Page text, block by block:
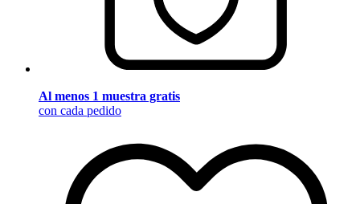
Al menos 1 muestra gratis
con cada pedido